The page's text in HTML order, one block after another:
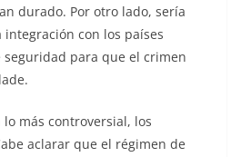
durado. Por otro lado, sería
con los países
para que el crimen
más controversial, los
aclarar que el régimen de